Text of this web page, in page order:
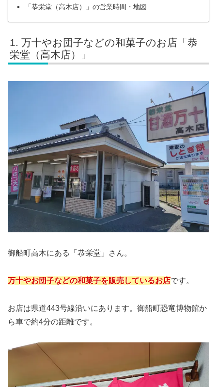
「恭栄堂（高木店）」の営業時間・地図
万十やお団子などの和菓子のお店「恭
栄堂（高木店）」
御船町高木にある「恭栄堂」さん。
万十やお団子などの和菓子を販売しているお店です。
お店は県道443号線沿いにあります。御船町恐竜博物館か
ら車で約4分の距離です。